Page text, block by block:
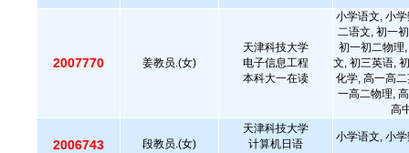
2007770 姜教员.(女)
天津科技大学
电子信息工程
本科大一在读
小学语文, 小
二语文, 初一
初一初二物理
文, 初三英语,
化学, 高一高
一高二物理,
高
2006743 段教员.(女)
天津科技大学
计算机日语
小学语文, 小